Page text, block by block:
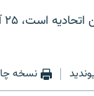
نسخه